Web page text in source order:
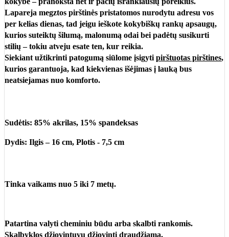
Lapareja megztos pirštinės pristatomos nurodytu adresu vos
per kelias dienas, tad jeigu ieškote kokybiškų rankų apsaugų,
kurios suteiktų šilumą, malonumą odai bei padėtų susikurti
stilių – tokiu atveju esate ten, kur reikia.
Siekiant užtikrinti patogumą siūlome įsigyti pirštuotas pirštines,
kurios garantuoja, kad kiekvienas išėjimas į lauką bus
neatsiejamas nuo komforto.
Sudėtis: 85% akrilas, 15% spandeksas
Dydis: Ilgis – 16 cm, Plotis - 7,5 cm
Tinka vaikams nuo 5 iki 7 metų.
Patartina valyti cheminiu būdu arba skalbti rankomis.
Skalbyklos džiovintuvu džiovinti draudžiama.